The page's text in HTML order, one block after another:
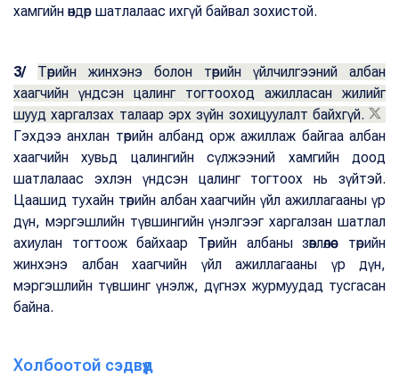
хамгийн өндөр шатлалаас ихгүй байвал зохистой.
3/
Төрийн жинхэнэ болон төрийн үйлчилгээний албан
хаагчийн үндсэн цалинг тогтооход ажилласан жилийг
шууд харгалзах талаар эрх зүйн зохицуулалт байхгүй.
Гэхдээ анхлан төрийн албанд орж ажиллаж байгаа албан
хаагчийн хувьд цалингийн сүлжээний хамгийн доод
шатлалаас эхлэн үндсэн цалинг тогтоох нь зүйтэй.
Цаашид тухайн төрийн албан хаагчийн үйл ажиллагааны үр
дүн, мэргэшлийн түвшингийн үнэлгээг харгалзан шатлал
ахиулан тогтоож байхаар Төрийн албаны зөвлөлөөс төрийн
жинхэнэ албан хаагчийн үйл ажиллагааны үр дүн,
мэргэшлийн түвшинг үнэлж, дүгнэх журмуудад тусгасан
байна.
Холбоотой сэдвүүд